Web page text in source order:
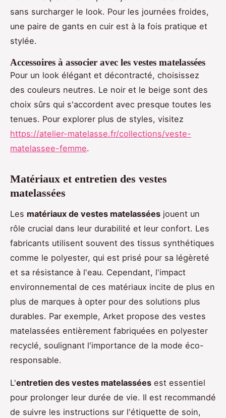
sans surcharger le look. Pour les journées froides,
une paire de gants en cuir est à la fois pratique et
stylée.
Accessoires à associer avec les vestes matelassées
Pour un look élégant et décontracté, choisissez
des couleurs neutres. Le noir et le beige sont des
choix sûrs qui s'accordent avec presque toutes les
tenues. Pour explorer plus de styles, visitez
https://atelier-matelasse.fr/collections/veste-
matelassee-femme.
Matériaux et entretien des vestes
matelassées
Les matériaux de vestes matelassées jouent un
rôle crucial dans leur durabilité et leur confort. Les
fabricants utilisent souvent des tissus synthétiques
comme le polyester, qui est prisé pour sa légèreté
et sa résistance à l'eau. Cependant, l'impact
environnemental de ces matériaux incite de plus en
plus de marques à opter pour des solutions plus
durables. Par exemple, Arket propose des vestes
matelassées entièrement fabriquées en polyester
recyclé, soulignant l'importance de la mode éco-
responsable.
L'entretien des vestes matelassées est essentiel
pour prolonger leur durée de vie. Il est recommandé
de suivre les instructions sur l'étiquette de soin,